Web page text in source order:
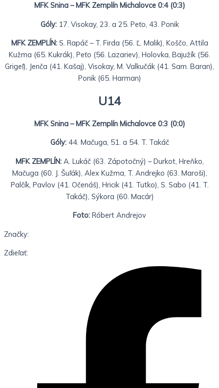
MFK Snina – MFK Zemplín Michalovce 0:4 (0:3)
Góly:17. Visokay, 23. a 25. Peťo, 43. Ponik
MFK ZEMPLÍN:S. Rapáč – T. Firda (56. Ľ. Malik), Koščo, Attila
Kužma (65. Kukrák), Peťo (56. Lazariev), Holovka, Bajužík (56.
Grigeľ), Jenča (41. Kašaj), Visokay, M. Valkučák (41. Sam. Baran),
Ponik (65. Harman)
U14
MFK Snina – MFK Zemplín Michalovce 0:3 (0:0)
Góly: 44. Mačuga, 51. a 54. T. Takáč
MFK ZEMPLÍN:A. Lukáč (63. Zápotočný) – Durkot, Hreňko,
Mačuga (60. J. Šuľák), Alex Kužma, T. Andrejko (63. Maroši),
Palčík, Pavlov (41. Očenáš), Hricik (41. Tutko), S. Sabo (41. T.
Takáč), Sýkora (60. Macár)
Foto: Róbert Andrejov
Značky:
Zdieľať: